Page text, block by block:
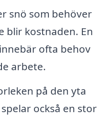
snö som behöver
blir kostnaden. En
ofta behov
arbete.
på den yta
också en stor